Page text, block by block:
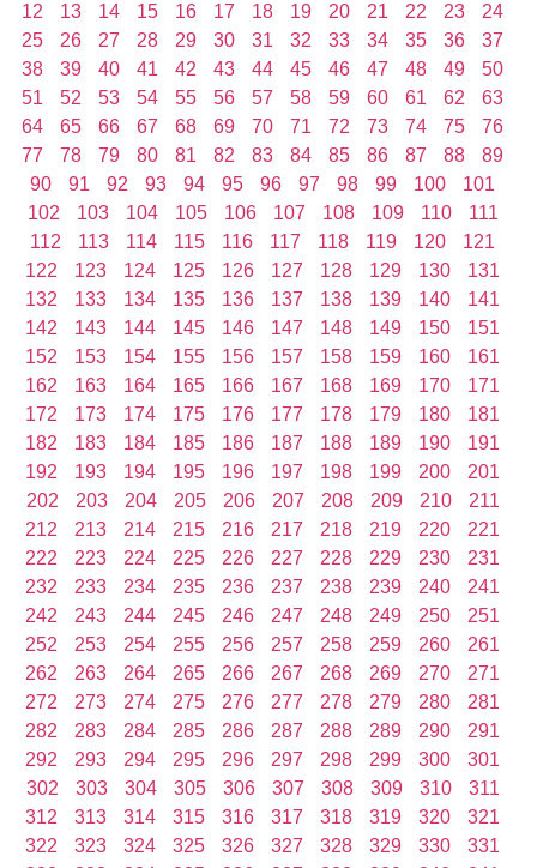
12
13 14 15 16 17 18 19 20 21 22 23
24
25
26 27 28 29 30 31 32 33 34 35 36
37
38
39 40 41 42 43 44 45 46 47 48 49
50
51
52 53 54 55 56 57 58 59 60 61 62
63
64
65 66 67 68 69 70 71 72 73 74 75
76
77
78 79 80 81 82 83 84 85 86 87 88
89
90
91 92 93 94 95 96 97 98 99 100
101
102
103 104 105 106 107 108 109 110
111
112
113 114 115 116 117 118 119 120
121
122
123 124 125 126 127 128 129 130
131
132
133 134 135 136 137 138 139 140
141
142
143 144 145 146 147 148 149 150
151
152
153 154 155 156 157 158 159 160
161
162
163 164 165 166 167 168 169 170
171
172
173 174 175 176 177 178 179 180
181
182
183 184 185 186 187 188 189 190
191
192
193 194 195 196 197 198 199 200
201
202
203 204 205 206 207 208 209 210
211
212
213 214 215 216 217 218 219 220
221
222
223 224 225 226 227 228 229 230
231
232
233 234 235 236 237 238 239 240
241
242
243 244 245 246 247 248 249 250
251
252
253 254 255 256 257 258 259 260
261
262
263 264 265 266 267 268 269 270
271
272
273 274 275 276 277 278 279 280
281
282
283 284 285 286 287 288 289 290
291
292
293 294 295 296 297 298 299 300
301
302
303 304 305 306 307 308 309 310
311
312
313 314 315 316 317 318 319 320
321
322
323 324 325 326 327 328 329 330
331